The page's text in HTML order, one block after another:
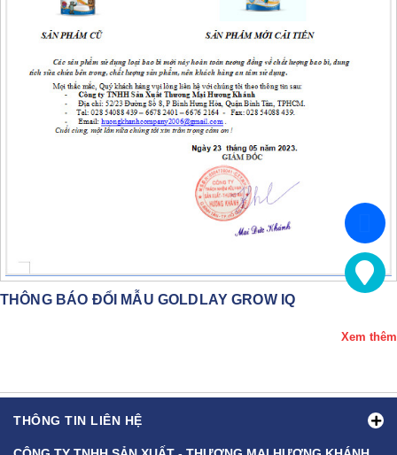
THÔNG BÁO ĐỔI MẪU GOLDLAY GROW IQ
Xem thêm
THÔNG TIN LIÊN HỆ